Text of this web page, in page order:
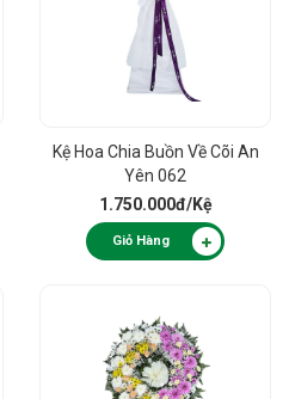
Kệ Hoa Chia Buồn Về Cõi An
Yên 062
1.750.000đ/Kệ
Giỏ Hàng